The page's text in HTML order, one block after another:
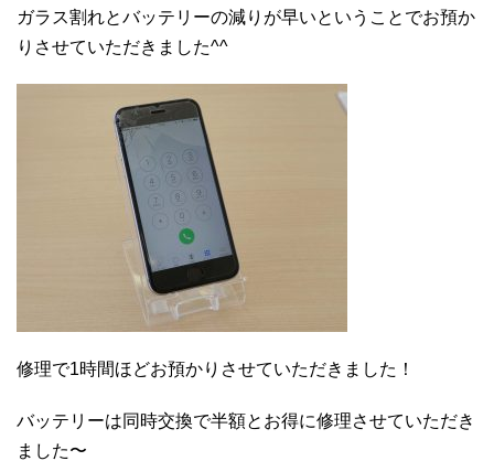
ガラス割れとバッテリーの減りが早いということでお預か
りさせていただきました^^
修理で1時間ほどお預かりさせていただきました！
バッテリーは同時交換で半額とお得に修理させていただき
ました〜